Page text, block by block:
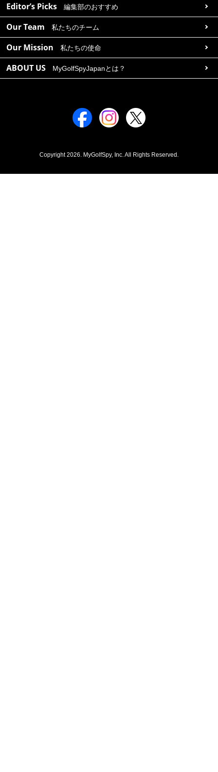
Editor’s Picks 編集部のおすすめ
Our Team 私たちのチーム
Our Mission 私たちの使命
ABOUT US MyGolfSpyJapanとは？
Copyright 2026. MyGolfSpy, Inc. All Rights Reserved.